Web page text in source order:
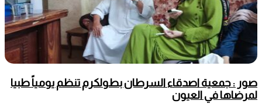
صور : جمعية اصدقاء السرطان بطولكرم تنظم يومياً طبيا
لمرضاها في العيون